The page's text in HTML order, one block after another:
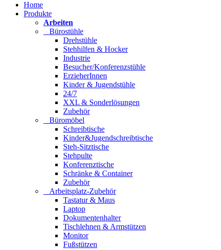
Home
Produkte
Arbeiten
Bürostühle
Drehstühle
Stehhilfen & Hocker
Industrie
Besucher/Konferenzstühle
ErzieherInnen
Kinder & Jugendstühle
24/7
XXL & Sonderlösungen
Zubehör
Büromöbel
Schreibtische
Kinder&Jugendschreibtische
Steh-Sitztische
Stehpulte
Konferenztische
Schränke & Container
Zubehör
Arbeitsplatz-Zubehör
Tastatur & Maus
Laptop
Dokumentenhalter
Tischlehnen & Armstützen
Monitor
Fußstützen